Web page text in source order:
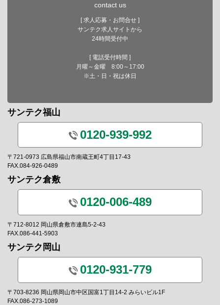
contact us
[ 求人応募・お問合せ ]
サンテク求人サイトから
24時間受付中
[ 電話受付時間 ]
月曜～金曜 8:00～17:00
※土・日・祝は休日
サンテク福山
0120-939-992
〒721-0973 広島県福山市南蔵王町4丁目17-43
FAX.084-926-0489
サンテク倉敷
0120-006-489
〒712-8012 岡山県倉敷市連島5-2-43
FAX.086-441-5903
サンテク岡山
0120-931-779
〒703-8236 岡山県岡山市中区国富1丁目14-2 みらいビル1F
FAX.086-273-1089